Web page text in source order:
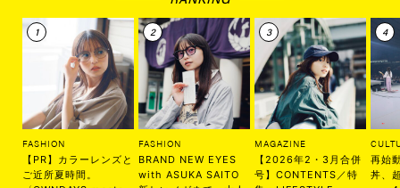
FASHION
【PR】カラーレンズと
ご近所夏時間。
FASHION
BRAND NEW EYES
with ASUKA SAITO
MAGAZINE
【2026年2・3月合併
号】CONTENTS／特
再始
丼、